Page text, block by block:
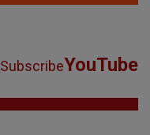
SubscribeYouTube